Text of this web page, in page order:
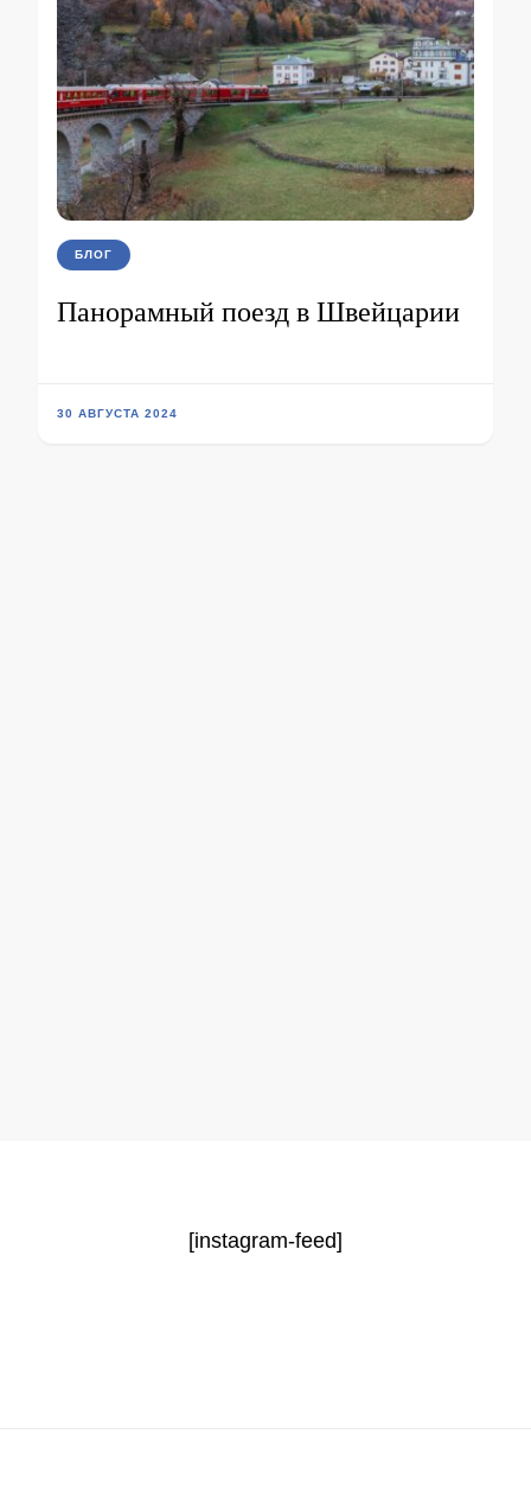
БЛОГ
Панорамный поезд в Швейцарии
30 АВГУСТА 2024
[instagram-feed]